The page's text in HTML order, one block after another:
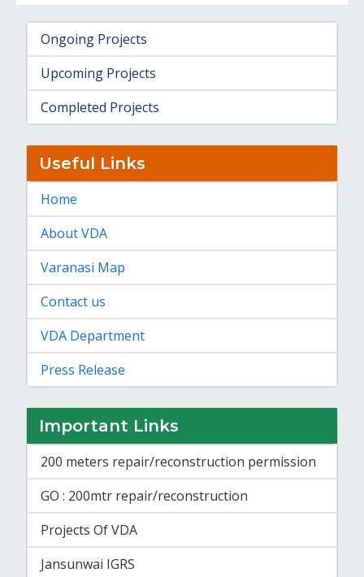
Ongoing Projects
Upcoming Projects
Completed Projects
Useful Links
Home
About VDA
Varanasi Map
Contact us
VDA Department
Press Release
Important Links
200 meters repair/reconstruction permission
GO : 200mtr repair/reconstruction
Projects Of VDA
Jansunwai IGRS